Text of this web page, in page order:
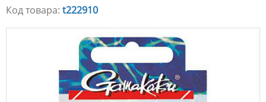
Код товара: t222910